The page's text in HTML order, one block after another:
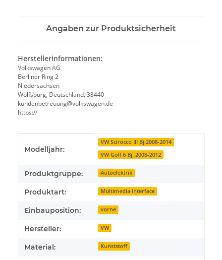
Angaben zur Produktsicherheit
Herstellerinformationen:
Volkswagen AG
Berliner Ring 2
Niedersachsen
Wolfsburg, Deutschland, 38440
kundenbetreuung@volkswagen.de
https://
Modelljahr:
VW Scirocco III Bj.2008-2014
VW Golf 6 Bj. 2008-2012
Produktgruppe: Autoelektrik
Produktart: Multimedia Interface
Einbauposition: vorne
Hersteller: VW
Material: Kunststoff